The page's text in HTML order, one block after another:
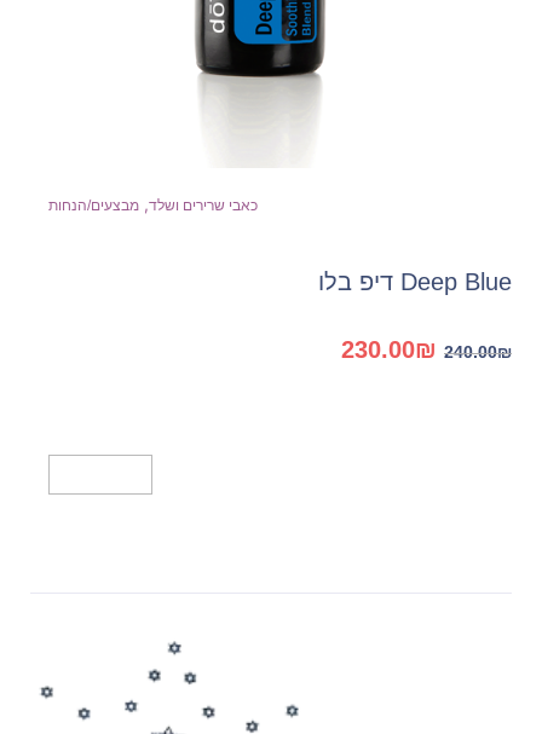
כאבי שרירים ושלד, מבצעים/הנחות
Deep Blue דיפ בלו
240.00₪
המחיר
230.00₪